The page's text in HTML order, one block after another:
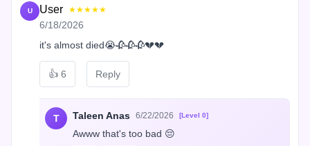
U User ★★★★★
6/18/2026
it's almost died😭🥀🥀🥀💔💔
👍 6 Reply
T Taleen Anas 6/22/2026 [Level 0]
Awww that's too bad 😔